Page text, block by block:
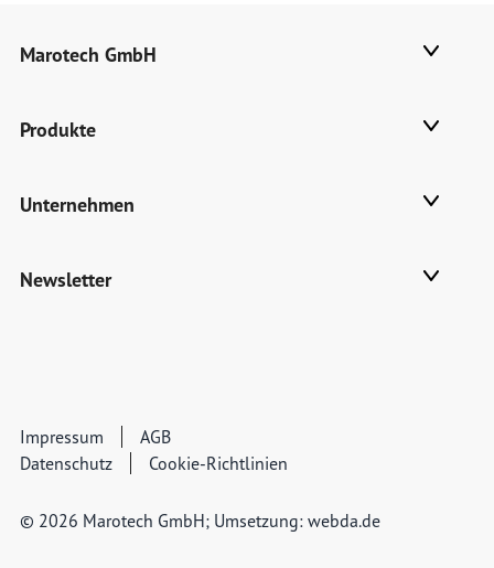
Marotech GmbH
Produkte
Unternehmen
Newsletter
Impressum
AGB
Datenschutz
Cookie-Richtlinien
© 2026 Marotech GmbH; Umsetzung: webda.de